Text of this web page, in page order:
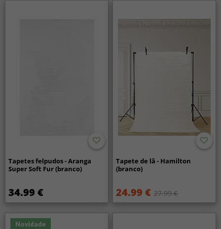
Tapetes felpudos - Aranga
Super Soft Fur (branco)
34.99 €
Tapete de lã - Hamilton
(branco)
24.99 € 27.99 €
Novidade